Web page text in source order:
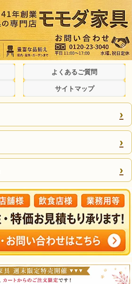
よくあるご質問
サイトマップ
›
›
›